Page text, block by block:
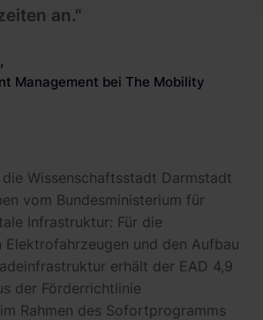
an."
,
Management bei The Mobility
Wissenschaftsstadt Darmstadt
vom Bundesministerium für
Infrastruktur: Für die
Elektrofahrzeugen und den Aufbau
erhält der EAD 4,9
der Förderrichtlinie
Rahmen des Sofortprogramms